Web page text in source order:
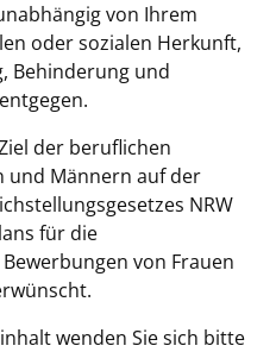
von Ihrem
oder sozialen Herkunft,
Behinderung und
der beruflichen
und Männern auf der
NRW
für die
von Frauen
wenden Sie sich bitte